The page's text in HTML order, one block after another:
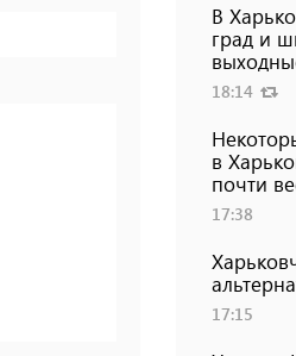
В
град и
18:14
в
почти
17:38
17:15